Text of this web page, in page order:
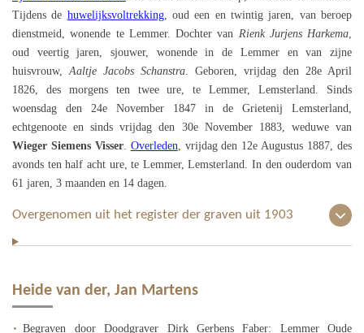
Tijdens de huwelijksvoltrekking, oud een en twintig jaren, van beroep
dienstmeid, wonende te Lemmer. Dochter van Rienk Jurjens Harkema,
oud veertig jaren, sjouwer, wonende in de Lemmer en van zijne
huisvrouw,Aaltje Jacobs Schanstra. Geboren, vrijdag den 28e April
1826, des morgens ten twee ure, te Lemmer, Lemsterland. Sinds
woensdag den 24e November 1847 in de Grietenij Lemsterland,
echtgenoote en sinds vrijdag den 30e November 1883, weduwe van
Wieger Siemens Visser. Overleden, vrijdag den 12e Augustus 1887, des
avonds ten half acht ure, te Lemmer, Lemsterland. In den ouderdom van
61 jaren, 3 maanden en 14 dagen.
Overgenomen uit het register der graven uit 1903
Heide van der, Jan Martens
Begraven door Doodgraver Dirk Gerbens Faber: Lemmer Oude